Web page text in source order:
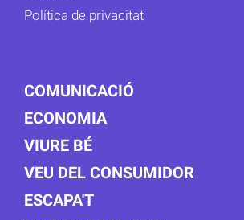
Política de privacitat
COMUNICACIÓ
ECONOMIA
VIURE BÉ
VEU DEL CONSUMIDOR
ESCAPA'T